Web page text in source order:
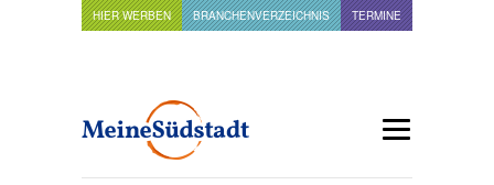
HIER WERBEN BRANCHENVERZEICHNIS TERMINE